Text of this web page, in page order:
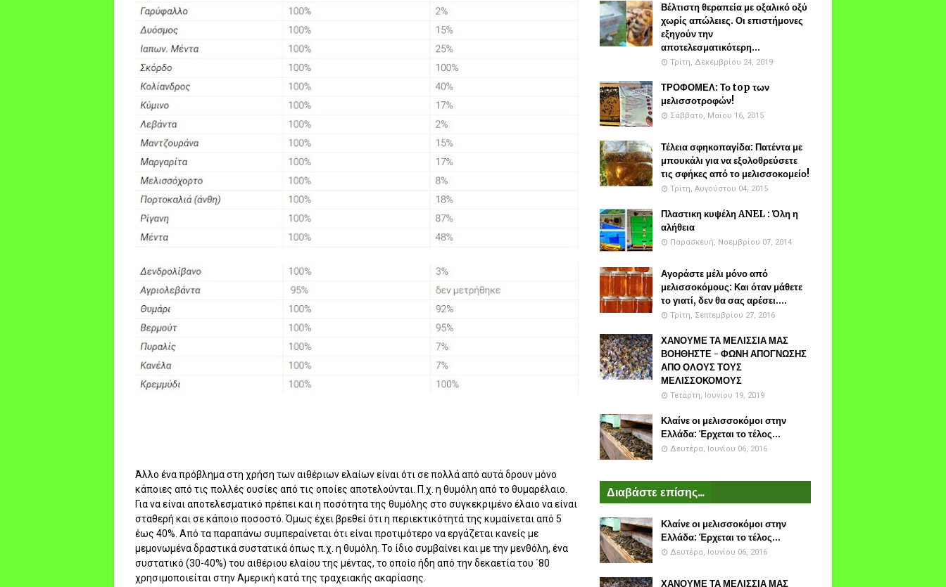
Άλλο ένα πρόβλημα στη χρήση των αιθέριων ελαίων είναι ότι σε πολλά από αυτά δρουν μόνο
κάποιες από τις πολλές ουσίες από τις οποίες αποτελούνται. Π.χ. η θυμόλη από το θυμαρέλαιο.
Για να είναι αποτελεσματικό πρέπει και η ποσότητα της θυμόλης στο συγκεκριμένο έλαιο να είναι
σταθερή και σε κάποιο ποσοστό. Όμως έχει βρεθεί ότι η περιεκτικότητά της κυμαίνεται από 5
έως 40%. Από τα παραπάνω συμπεραίνεται ότι είναι προτιμότερο να εργάζεται κανείς με
μεμονωμένα δραστικά συστατικά όπως π.χ. η θυμόλη. Το ίδιο συμβαίνει και με την μενθόλη, ένα
συστατικό (30-40%) του αιθέριου ελαίου της μέντας, το οποίο ήδη από την δεκαετία του ΄80
χρησιμοποιείται στην Αμερική κατά της τραχειακής ακαρίασης.
Βέλτιστη θεραπεία με οξαλικό οξύ
χωρίς απώλειες. Οι επιστήμονες
εξηγούν την
αποτελεσματικότερη...
Τρίτη, Δεκεμβρίου 24, 2019
ΤΡΟΦΟΜΕΛ: Το top των
μελισσοτροφών!
Σάββατο, Μαΐου 16, 2015
Τέλεια σφηκοπαγίδα: Πατέντα με
μπουκάλι για να εξολοθρεύσετε
τις σφήκες από το μελισσοκομείο!
Τρίτη, Αυγούστου 04, 2015
Πλαστικη κυψέλη ANEL : Όλη η
αλήθεια
Παρασκευή, Νοεμβρίου 07, 2014
Αγοράστε μέλι μόνο από
μελισσοκόμους: Και όταν μάθετε
το γιατί, δεν θα σας αρέσει....
Τρίτη, Σεπτεμβρίου 27, 2016
ΧΑΝΟΥΜΕ ΤΑ ΜΕΛΙΣΣΙΑ ΜΑΣ
ΒΟΗΘΗΣΤΕ - ΦΩΝΗ ΑΠΟΓΝΩΣΗΣ
ΑΠΟ ΟΛΟΥΣ ΤΟΥΣ
ΜΕΛΙΣΣΟΚΟΜΟΥΣ
Τετάρτη, Ιουνίου 19, 2019
Κλαίνε οι μελισσοκόμοι στην
Ελλάδα: Έρχεται το τέλος...
Δευτέρα, Ιουνίου 06, 2016
Διαβάστε επίσης...
Κλαίνε οι μελισσοκόμοι στην
Ελλάδα: Έρχεται το τέλος...
Δευτέρα, Ιουνίου 06, 2016
ΧΑΝΟΥΜΕ ΤΑ ΜΕΛΙΣΣΙΑ ΜΑΣ